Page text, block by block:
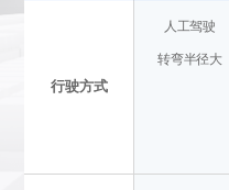
行驶方式
人工驾驶
转弯半径大